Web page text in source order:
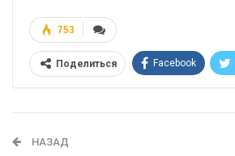
753
Поделиться Facebook
НАЗАД